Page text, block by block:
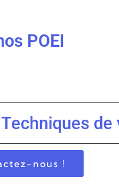
POEI
Techniques
nous !